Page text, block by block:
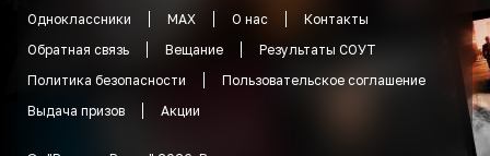
Одноклассники
MAX О нас
Контакты
Обратная связь
Вещание
Результаты СОУТ
Политика безопасности
Пользовательское соглашение
Выдача призов
Акции